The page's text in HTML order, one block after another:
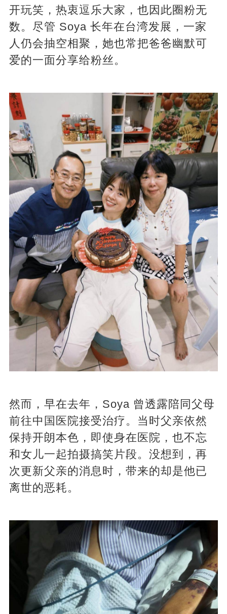
开玩笑，热衷逗乐大家，也因此圈粉无
数。尽管 Soya 长年在台湾发展，一家
人仍会抽空相聚，她也常把爸爸幽默可
爱的一面分享给粉丝。
然而，早在去年，Soya 曾透露陪同父母
前往中国医院接受治疗。当时父亲依然
保持开朗本色，即使身在医院，也不忘
和女儿一起拍摄搞笑片段。没想到，再
次更新父亲的消息时，带来的却是他已
离世的恶耗。